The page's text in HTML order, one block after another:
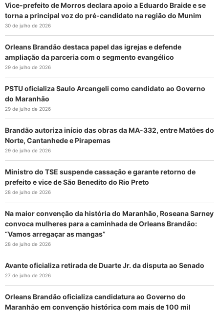
Vice-prefeito de Morros declara apoio a Eduardo Braide e se
torna a principal voz do pré-candidato na região do Munim
30 de julho de 2026
Orleans Brandão destaca papel das igrejas e defende
ampliação da parceria com o segmento evangélico
29 de julho de 2026
PSTU oficializa Saulo Arcangeli como candidato ao Governo
do Maranhão
29 de julho de 2026
Brandão autoriza início das obras da MA-332, entre Matões do
Norte, Cantanhede e Pirapemas
29 de julho de 2026
Ministro do TSE suspende cassação e garante retorno de
prefeito e vice de São Benedito do Rio Preto
28 de julho de 2026
Na maior convenção da história do Maranhão, Roseana Sarney
convoca mulheres para a caminhada de Orleans Brandão:
“Vamos arregaçar as mangas”
28 de julho de 2026
Avante oficializa retirada de Duarte Jr. da disputa ao Senado
27 de julho de 2026
Orleans Brandão oficializa candidatura ao Governo do
Maranhão em convenção histórica com mais de 100 mil